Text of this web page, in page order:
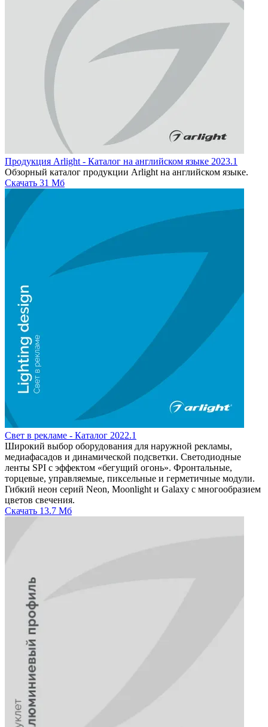
Продукция Arlight - Каталог на английском языке 2023.1
Обзорный каталог продукции Arlight на английском языке.
Скачать 31 Мб
Свет в рекламе - Каталог 2022.1
Широкий выбор оборудования для наружной рекламы,
медиафасадов и динамической подсветки. Светодиодные
ленты SPI с эффектом «бегущий огонь». Фронтальные,
торцевые, управляемые, пиксельные и герметичные модули.
Гибкий неон серий Neon, Moonlight и Galaxy с многообразием
цветов свечения.
Скачать 13.7 Мб